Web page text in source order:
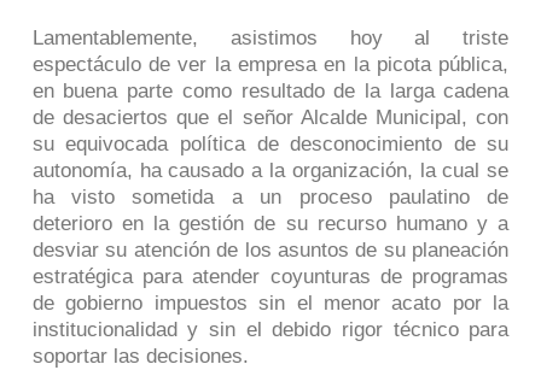
Lamentablemente, asistimos hoy al triste
espectáculo de ver la empresa en la picota pública,
en buena parte como resultado de la larga cadena
de desaciertos que el señor Alcalde Municipal, con
su equivocada política de desconocimiento de su
autonomía, ha causado a la organización, la cual se
ha visto sometida a un proceso paulatino de
deterioro en la gestión de su recurso humano y a
desviar su atención de los asuntos de su planeación
estratégica para atender coyunturas de programas
de gobierno impuestos sin el menor acato por la
institucionalidad y sin el debido rigor técnico para
soportar las decisiones.